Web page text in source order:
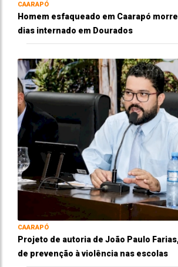
CAARAPÓ
Homem esfaqueado em Caarapó
dias internado em Dourados
CAARAPÓ
Projeto de autoria de João Paulo
de prevenção à violência nas escolas